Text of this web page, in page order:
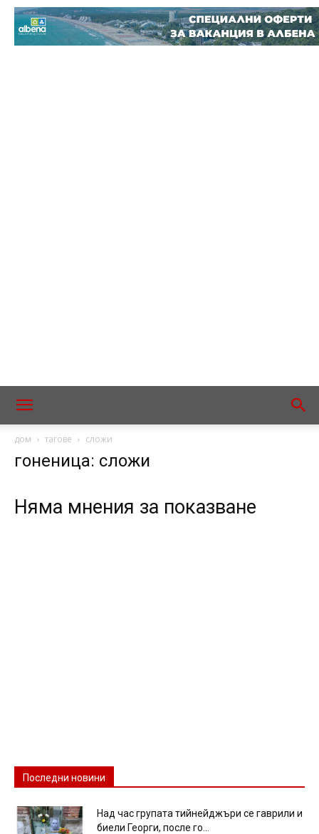
дом тагове сложи
гоненица: сложи
Няма мнения за показване
Последни новини
Над час групата тийнейджъри се гаврили и
биели Георги, после го...